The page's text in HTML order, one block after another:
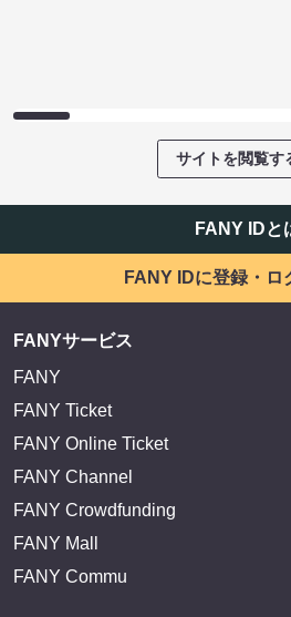
サイトを閲覧す
FANY IDと
FANY IDに登録・ロ
FANYサービス
FANY
FANY Ticket
FANY Online Ticket
FANY Channel
FANY Crowdfunding
FANY Mall
FANY Commu